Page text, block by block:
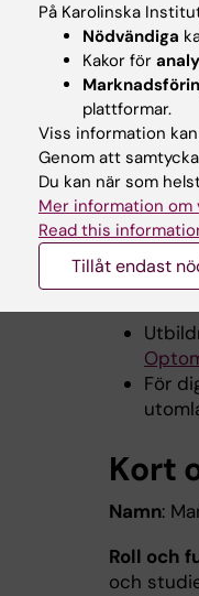
tror
- Jag är
få ta ett
omsorg,
om att de
viktig roll
För
Kort
Namn:
Roll och
och
På Karolinska
Nödvändiga
Kakor för
plattformar.
Viss information
Genom att
Du kan när som
Mer information om
Read this
Tillåt endast